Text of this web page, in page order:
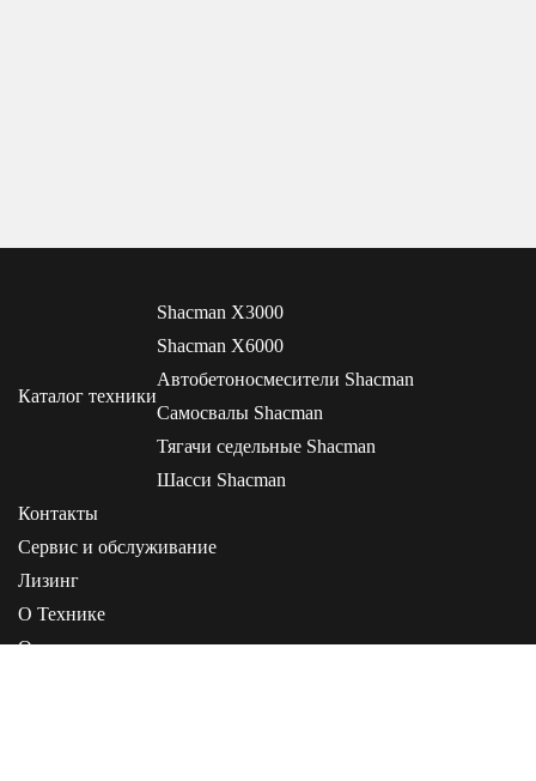
Каталог техники
Shacman X3000
Shacman X6000
Автобетоносмесители Shacman
Самосвалы Shacman
Тягачи седельные Shacman
Шасси Shacman
Контакты
Сервис и обслуживание
Лизинг
О Технике
О компании